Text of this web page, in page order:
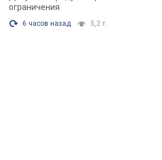
ограничения
6 часов назад 5,2 т.